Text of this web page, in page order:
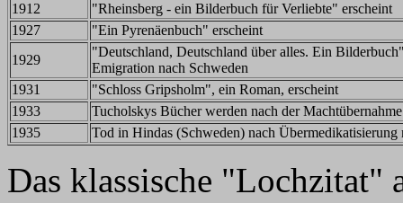
1912
"Rheinsberg - ein Bilderbuch für Verliebte" erscheint
1927
"Ein Pyrenäenbuch" erscheint
1929
"Deutschland, Deutschland über alles. Ein
Emigration nach Schweden
1931
"Schloss Gripsholm", ein Roman, erscheint
1933
Tucholskys Bücher werden nach der
1935
Tod in Hindas (Schweden) nach
Das klassische "Lochzitat"